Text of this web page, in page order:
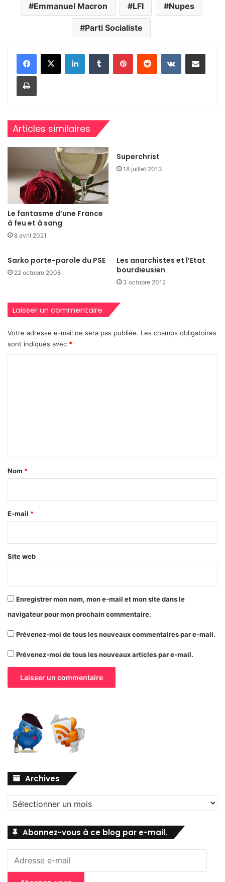
Emmanuel Macron LFI Nupes
Parti Socialiste
LinkedinTumblr PinterestReddit VKontaktePartager par email
Imprimer
Articles similaires
Le fantasme d’une France
à feu et à sang
8 avril 2021
Superchrist
18 juillet 2013
Sarko porte-parole du PSE
22 octobre 2008
Les anarchistes et l’Etat
bourdieusien
3 octobre 2012
Laisser un commentaire
Votre adresse e-mail ne sera pas publiée. Les champs obligatoires
sont indiqués avec *
a
e
Nom *
E-mail *
Site web
Enregistrer mon nom, mon e-mail et mon site dans le
navigateur pour mon prochain commentaire.
Prévenez-moi de tous les nouveaux commentaires par e-mail.
Prévenez-moi de tous les nouveaux articles par e-mail.
Archives Archives
Abonnez-vous à ce blog par e-mail.